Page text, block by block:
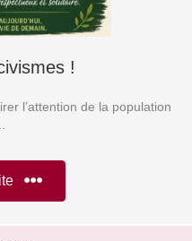
!
l’attention de la population